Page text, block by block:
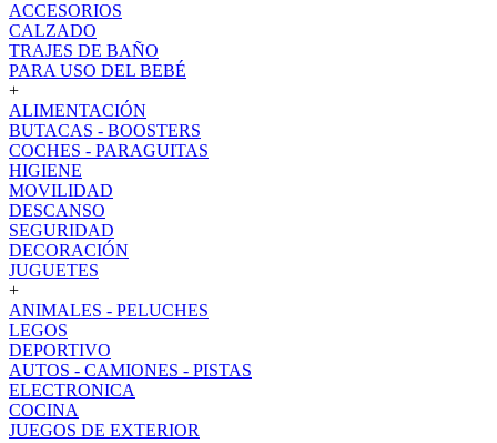
ACCESORIOS
CALZADO
TRAJES DE BAÑO
PARA USO DEL BEBÉ
+
ALIMENTACIÓN
BUTACAS - BOOSTERS
COCHES - PARAGUITAS
HIGIENE
MOVILIDAD
DESCANSO
SEGURIDAD
DECORACIÓN
JUGUETES
+
ANIMALES - PELUCHES
LEGOS
DEPORTIVO
AUTOS - CAMIONES - PISTAS
ELECTRONICA
COCINA
JUEGOS DE EXTERIOR